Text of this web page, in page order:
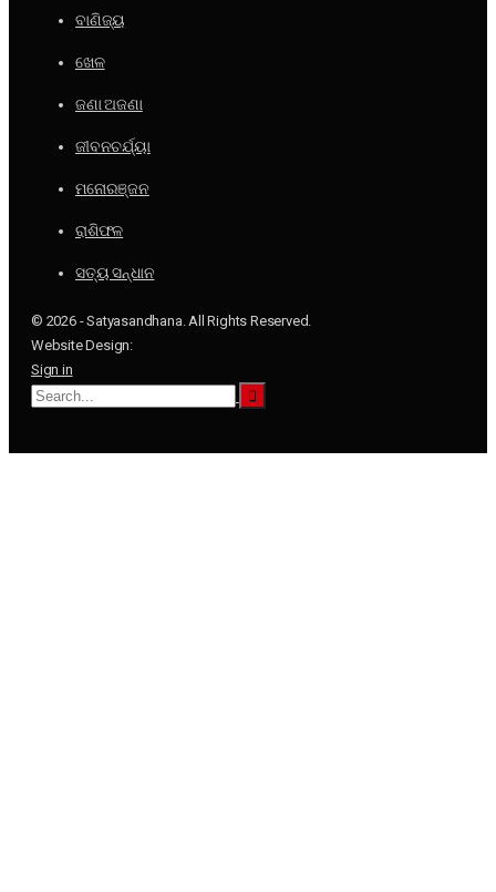
ବାଣିଜ୍ୟ
ଖେଳ
ଜଣା ଅଜଣା
ଜୀବନଚର୍ଯ୍ୟା
ମନୋରଞ୍ଜନ
ରାଶିଫଳ
ସତ୍ୟ ସନ୍ଧାନ
© 2026 - Satyasandhana. All Rights Reserved.
Website Design:
Sign in